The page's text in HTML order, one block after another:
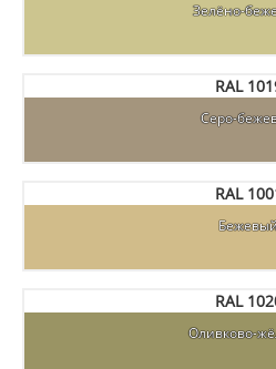
Зелёно-
RAL
Серо-
RAL
RAL
Оливково-